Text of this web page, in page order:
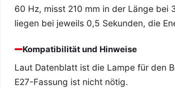
60 Hz, misst 210 mm in der Länge
liegen bei jeweils 0,5 Sekunden, die
Kompatibilität und Hinweise
Laut Datenblatt ist die Lampe für den
E27-Fassung ist nicht nötig.